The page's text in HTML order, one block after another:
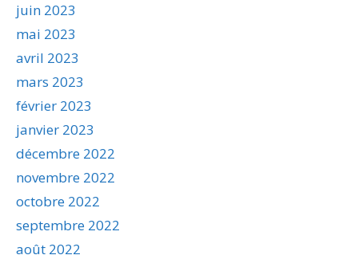
juin 2023
mai 2023
avril 2023
mars 2023
février 2023
janvier 2023
décembre 2022
novembre 2022
octobre 2022
septembre 2022
août 2022